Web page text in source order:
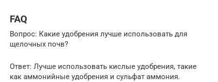
FAQ
Вопрос: Какие удобрения лучше использовать для
щелочных почв?
Ответ: Лучше использовать кислые удобрения, такие
как аммонийные удобрения и сульфат аммония.